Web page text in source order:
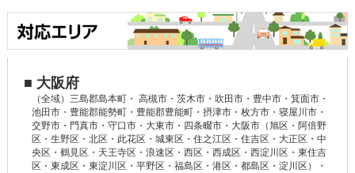
■ 大阪府
（全域）三島郡島本町・ 高槻市・茨木市・吹田市・豊中市・箕面市・
池田市・豊能郡能勢町・豊能郡豊能町・摂津市・枚方市・寝屋川市・
交野市・門真市・守口市・大東市・四条畷市・大阪市（旭区・阿倍野
区・生野区・北区・此花区・城東区・住之江区・住吉区・大正区・中
央区・鶴見区・天王寺区・浪速区・西区・西成区・西淀川区・東住吉
区・東成区・東淀川区・平野区・福島区・港区・都島区・淀川区）・